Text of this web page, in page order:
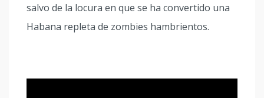
salvo de la locura en que se ha convertido una
Habana repleta de zombies hambrientos.